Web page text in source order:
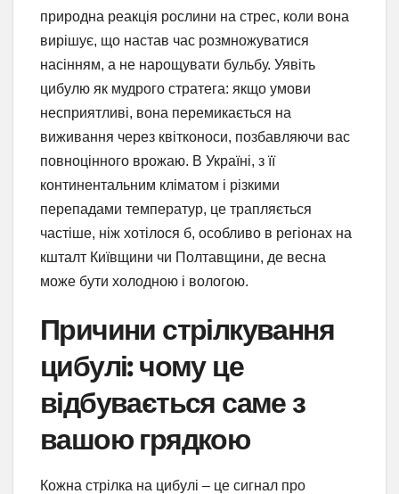
природна реакція рослини на стрес, коли вона
вирішує, що настав час розмножуватися
насінням, а не нарощувати бульбу. Уявіть
цибулю як мудрого стратега: якщо умови
несприятливі, вона перемикається на
виживання через квітконоси, позбавляючи вас
повноцінного врожаю. В Україні, з її
континентальним кліматом і різкими
перепадами температур, це трапляється
частіше, ніж хотілося б, особливо в регіонах на
кшталт Київщини чи Полтавщини, де весна
може бути холодною і вологою.
Причини стрілкування
цибулі: чому це
відбувається саме з
вашою грядкою
Кожна стрілка на цибулі – це сигнал про